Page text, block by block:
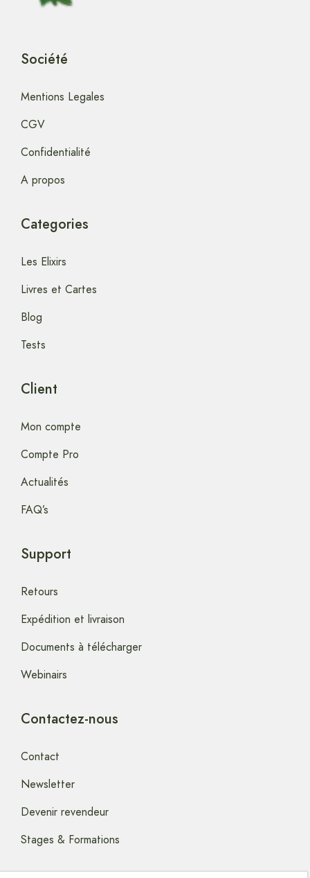
Société
Mentions Legales
CGV
Confidentialité
A propos
Categories
Les Elixirs
Livres et Cartes
Blog
Tests
Client
Mon compte
Compte Pro
Actualités
FAQ’s
Support
Retours
Expédition et livraison
Documents à télécharger
Webinairs
Contactez-nous
Contact
Newsletter
Devenir revendeur
Stages & Formations